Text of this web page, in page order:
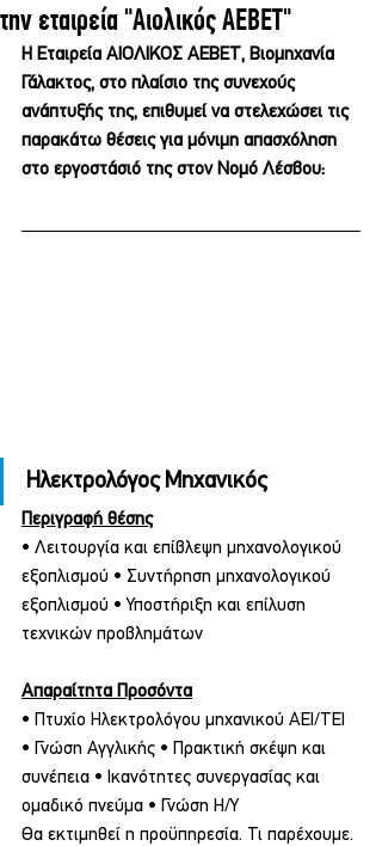
την εταιρεία "Αιολικός ΑΕΒΕΤ"
Η Εταιρεία ΑΙΟΛΙΚΟΣ ΑΕΒΕΤ, Βιομηχανία
Γάλακτος, στο πλαίσιο της συνεχούς
ανάπτυξής της, επιθυμεί να στελεχώσει τις
παρακάτω θέσεις για μόνιμη απασχόληση
στο εργοστάσιό της στον Νομό Λέσβου:
Ηλεκτρολόγος Μηχανικός
Περιγραφή θέσης
• Λειτουργία και επίβλεψη μηχανολογικού
εξοπλισμού • Συντήρηση μηχανολογικού
εξοπλισμού • Υποστήριξη και επίλυση
τεχνικών προβλημάτων
Απαραίτητα Προσόντα
• Πτυχίο Ηλεκτρολόγου μηχανικού ΑΕΙ/ΤΕΙ
• Γνώση Αγγλικής • Πρακτική σκέψη και
συνέπεια • Ικανότητες συνεργασίας και
ομαδικό πνεύμα • Γνώση Η/Υ
Θα εκτιμηθεί η προϋπηρεσία. Τι παρέχουμε.